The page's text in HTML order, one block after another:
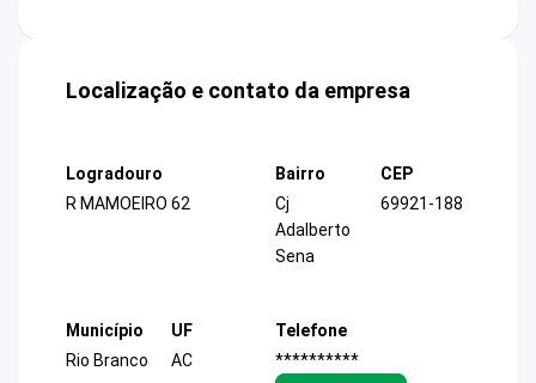
Localização e contato da empresa
Logradouro
R MAMOEIRO 62
Bairro
Cj
Adalberto
Sena
CEP
69921-188
Município
Rio Branco
UF
AC
Telefone
**********